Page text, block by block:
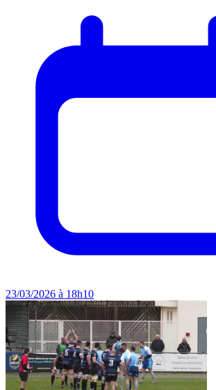
23/03/2026 à 18h10